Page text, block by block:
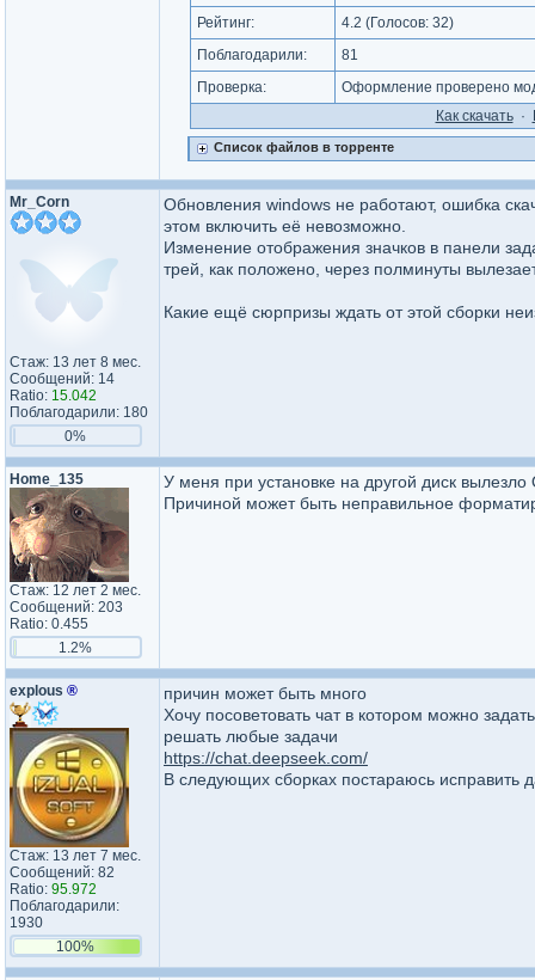
Рейтинг: 4.2 (Голосов: 32)
Поблагодарили:
81
Проверка:
Оформление проверено
Как cкачать·
Список файлов в торренте
Mr_Corn
Стаж: 13 лет 8 мес.
Сообщений: 14
Ratio: 15.042
Поблагодарили: 180
0%
Обновления windows не работают, ошибка
этом включить её невозможно.
Изменение отображения значков в панели
трей, как положено, через полминуты
Какие ещё сюрпризы ждать от этой сборки
Home_135
Стаж: 12 лет 2 мес.
Сообщений: 203
Ratio: 0.455
1.2%
У меня при установке на другой диск
Причиной может быть неправильное
explous ®
Стаж: 13 лет 7 мес.
Сообщений: 82
Ratio: 95.972
Поблагодарили:
1930
100%
причин может быть много
Хочу посоветовать чат в котором можно
решать любые задачи
https://chat.deepseek.com/
В следующих сборках постараюсь исправить